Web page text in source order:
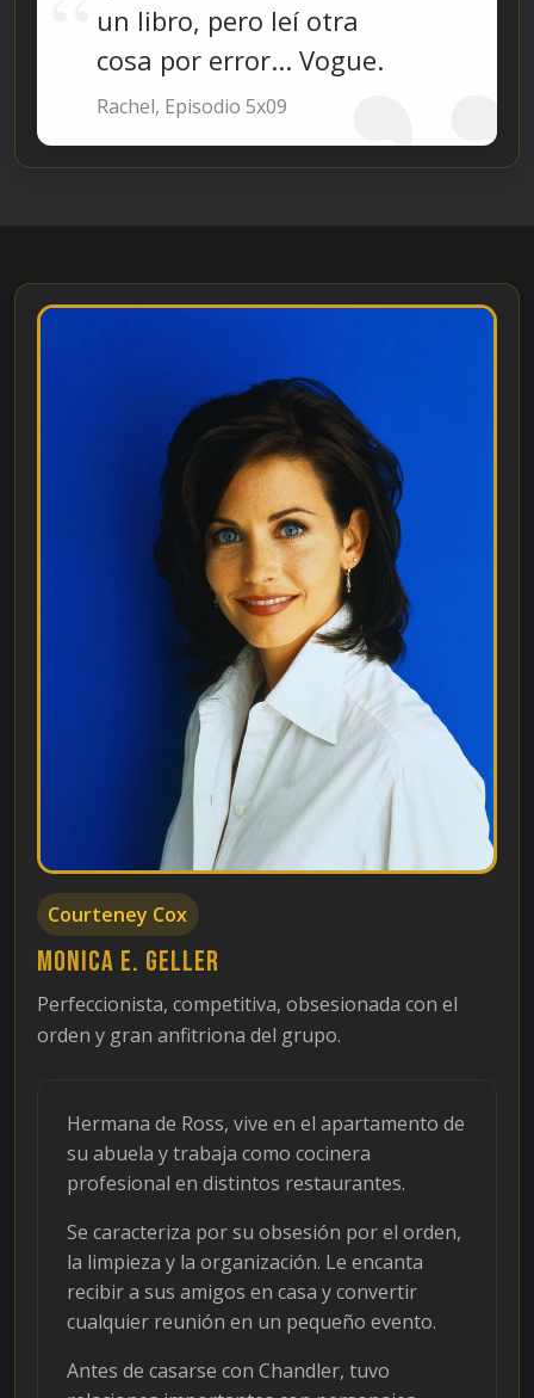
un libro, pero leí otra
cosa por error... Vogue.
Rachel, Episodio 5x09
Courteney Cox
Monica E. Geller
Perfeccionista, competitiva, obsesionada con el
orden y gran anfitriona del grupo.
Hermana de Ross, vive en el apartamento de
su abuela y trabaja como cocinera
profesional en distintos restaurantes.
Se caracteriza por su obsesión por el orden,
la limpieza y la organización. Le encanta
recibir a sus amigos en casa y convertir
cualquier reunión en un pequeño evento.
Antes de casarse con Chandler, tuvo